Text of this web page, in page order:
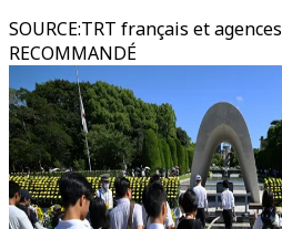
SOURCE:TRT français et agences
RECOMMANDÉ